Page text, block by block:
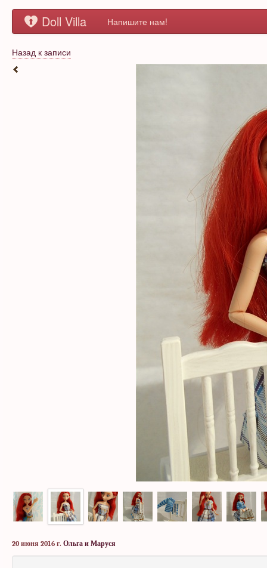
Doll Villa Напишите нам!
Назад к записи
20 июня 2016 г. Ольга и Маруся